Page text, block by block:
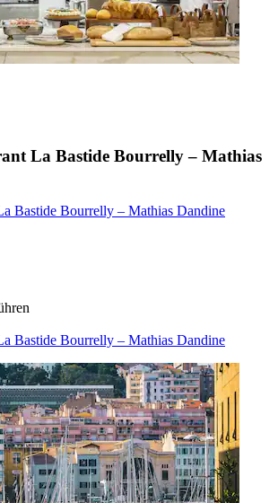
La Bastide Bourrelly – Mathias
Bastide Bourrelly – Mathias Dandine
Bastide Bourrelly – Mathias Dandine